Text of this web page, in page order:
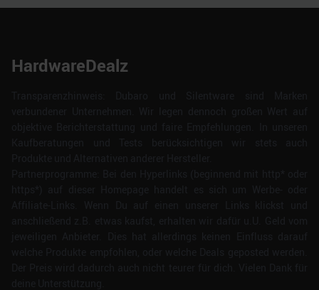
HardwareDealz